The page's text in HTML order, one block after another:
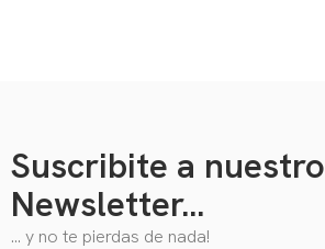
Suscribite a nuestro
Newsletter...
… y no te pierdas de nada!